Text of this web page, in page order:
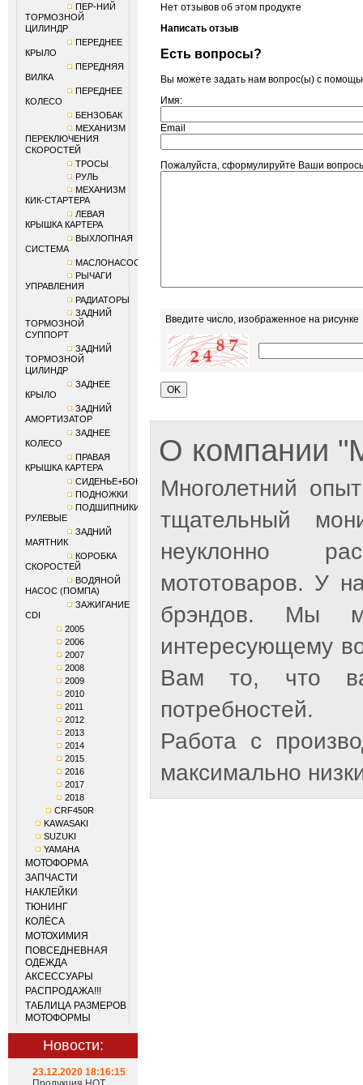
ПЕР-НИЙ
ТОРМОЗНОЙ
ЦИЛИНДР
ПЕРЕДНЕЕ
КРЫЛО
ПЕРЕДНЯЯ
ВИЛКА
ПЕРЕДНЕЕ
КОЛЕСО
БЕНЗОБАК
МЕХАНИЗМ
ПЕРЕКЛЮЧЕНИЯ
СКОРОСТЕЙ
ТРОСЫ
РУЛЬ
МЕХАНИЗМ
КИК-СТАРТЕРА
ЛЕВАЯ
КРЫШКА КАРТЕРА
ВЫХЛОПНАЯ
СИСТЕМА
МАСЛОНАСОС
РЫЧАГИ
УПРАВЛЕНИЯ
РАДИАТОРЫ
ЗАДНИЙ
ТОРМОЗНОЙ
СУППОРТ
ЗАДНИЙ
ТОРМОЗНОЙ
ЦИЛИНДР
ЗАДНЕЕ
КРЫЛО
ЗАДНИЙ
АМОРТИЗАТОР
ЗАДНЕЕ
КОЛЕСО
ПРАВАЯ
КРЫШКА КАРТЕРА
СИДЕНЬЕ+БОКОВИНЫ
ПОДНОЖКИ
ПОДШИПНИКИ
РУЛЕВЫЕ
ЗАДНИЙ
МАЯТНИК
КОРОБКА
СКОРОСТЕЙ
ВОДЯНОЙ
НАСОС (ПОМПА)
ЗАЖИГАНИЕ
CDI
2005
2006
2007
2008
2009
2010
2011
2012
2013
2014
2015
2016
2017
2018
CRF450R
KAWASAKI
SUZUKI
YAMAHA
МОТОФОРМА
ЗАПЧАСТИ
НАКЛЕЙКИ
ТЮНИНГ
КОЛЁСА
МОТОХИМИЯ
ПОВСЕДНЕВНАЯ
ОДЕЖДА
АКСЕССУАРЫ
РАСПРОДАЖА!!!
ТАБЛИЦА РАЗМЕРОВ
МОТОФОРМЫ
Новости:
23.12.2020 18:16:15
Нет отзывов об этом продукте
Написать отзыв
Есть вопросы?
Вы можете задать нам вопрос(ы) с
Имя:
Email
Пожалуйста, сформулируйте Ваши
Введите число, изображенное на рисунке
О компании
Многолетний
тщательный
неуклонно
мототоваров. У
брэндов. Мы
интересующему
Вам то, что
потребностей.
Работа с
максимально